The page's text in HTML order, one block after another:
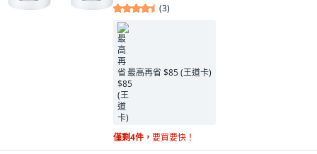
(3)
最高再省 $85 (王道卡)
僅剩4件， 要買要快！